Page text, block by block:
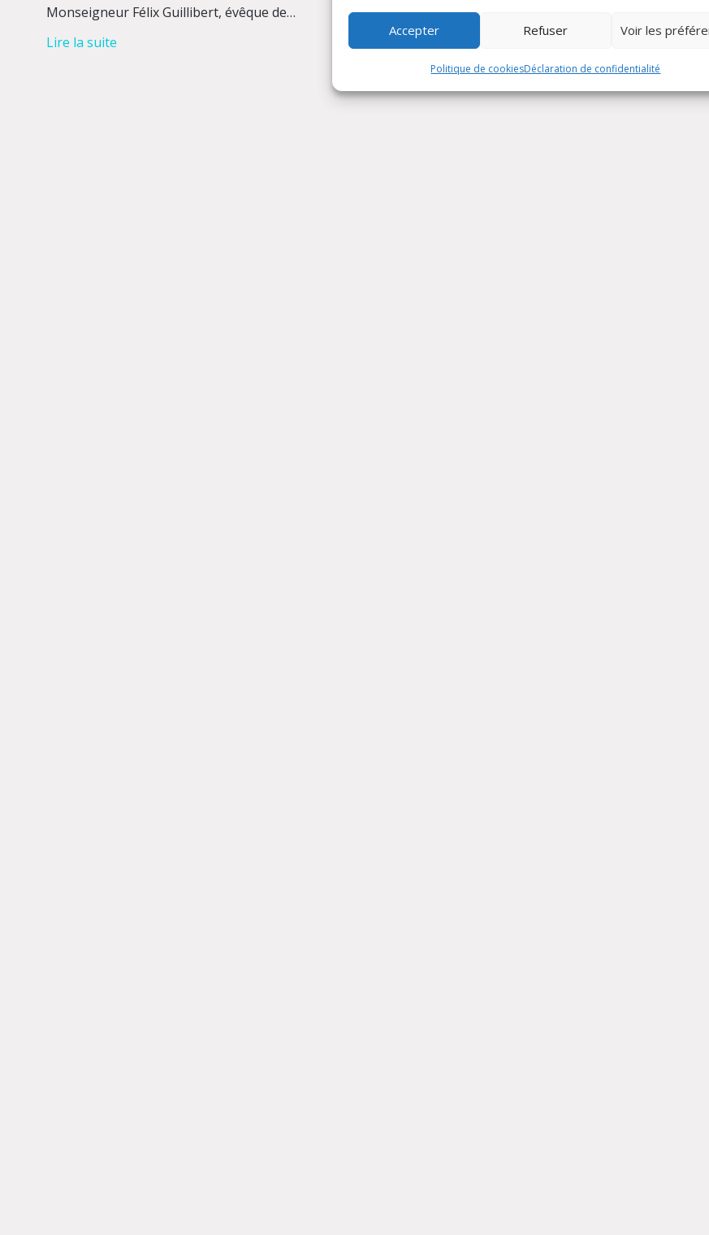
Accepter Refuser Voir les
Politique de cookiesDéclaration de confidentialité
Monseigneur Félix Guillibert, évêque de…
Lire la suite